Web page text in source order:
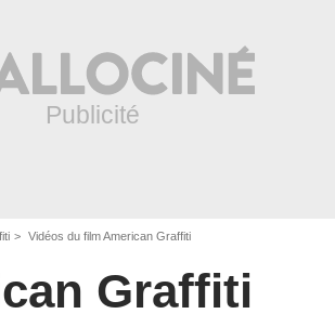
Vidéos du film American Graffiti
Graffiti